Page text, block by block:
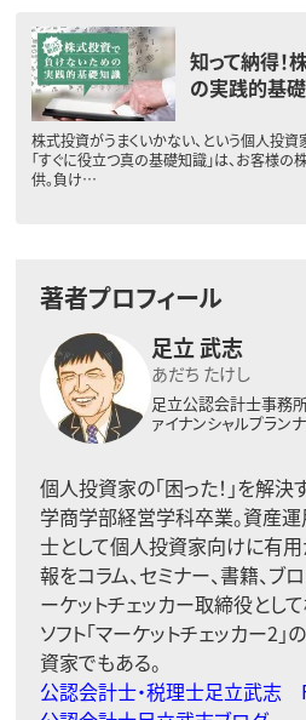
知って納得！
の実践的基
株式投資がうまくいかない、という個人投
「すぐに役立つ真の基礎知識」は、お客様
供。負け…
著者プロフィール
足立 武志
あだち たけし
足立公認会計士事務
ァイナンシャルプラン
個人投資家の「困った！」を解
学商学部経営学科卒業。資産
士として個人投資家向けに有
報をコラム、セミナー、書籍、
ーケットチェッカー取締役とし
ソフト「マーケットチェッカー2
資家でもある。
公認会計士・税理士足立武志